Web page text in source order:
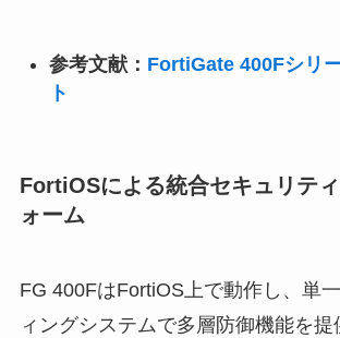
参考文献： FortiGate 400Fシリ
ト
FortiOSによる統合セキュリテ
ォーム
FG 400FはFortiOS上で動作し、単
ィングシステムで多層防御機能を提